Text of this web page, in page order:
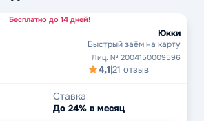
Бесплатно до 14 дней!
Юкки
Быстрый заём на карту
Лиц. № 2004150009596
4,1|21 отзыв
Ставка
До 24% в месяц